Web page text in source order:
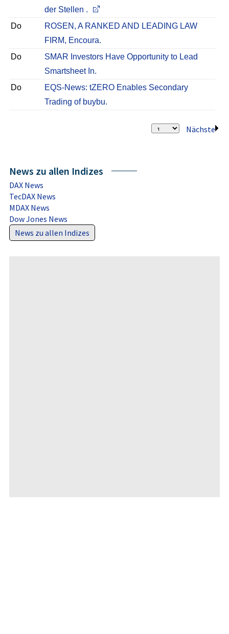
der Stellen .
Do
ROSEN, A RANKED AND LEADING LAW
FIRM, Encoura.
Do
SMAR Investors Have Opportunity to Lead
Smartsheet In.
Do
EQS-News: tZERO Enables Secondary
Trading of buybu.
Nächste
News zu allen Indizes
DAX News
TecDAX News
MDAX News
Dow Jones News
News zu allen Indizes